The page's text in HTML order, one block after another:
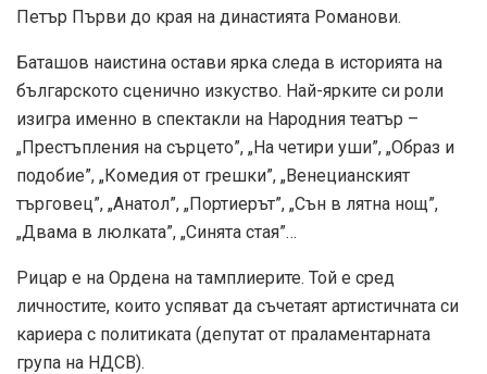
Петър Първи до края на династията Романови.
Баташов наистина остави ярка следа в историята на
българското сценично изкуство. Най-ярките си роли
изигра именно в спектакли на Народния театър –
„Престъпления на сърцето”, „На четири уши”, „Образ и
подобие”, „Комедия от грешки”, „Венецианският
търговец”, „Анатол”, „Портиерът”, „Сън в лятна нощ”,
„Двама в люлката”, „Синята стая”…
Рицар е на Ордена на тамплиерите. Той е сред
личностите, които успяват да съчетаят артистичната си
кариера с политиката (депутат от праламентарната
група на НДСВ).